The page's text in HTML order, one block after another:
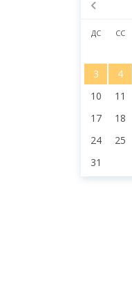
ДС СС
3
4
10
11
17
18
24
25
31